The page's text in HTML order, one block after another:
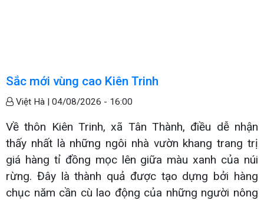
Sắc mới vùng cao Kiên Trinh
Việt Hà | 04/08/2026 - 16:00
Về thôn Kiên Trinh, xã Tân Thành, điều dễ nhận
thấy nhất là những ngôi nhà vườn khang trang trị
giá hàng tỉ đồng mọc lên giữa màu xanh của núi
rừng. Đây là thành quả được tạo dựng bởi hàng
chục năm cần cù lao động của những người nông